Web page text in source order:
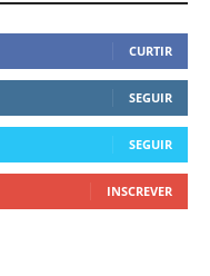
CURTIR
SEGUIR
SEGUIR
INSCREVER